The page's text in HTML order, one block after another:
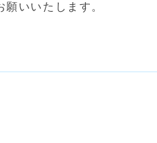
いいたします。